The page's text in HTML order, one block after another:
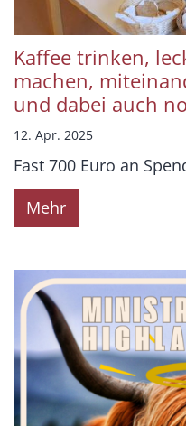
Kaffee trinken,
machen,
und dabei auch
12. Apr. 2025
Fast 700 Euro an
Mehr